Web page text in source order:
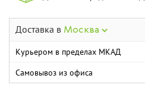
Доставка в Москва
Курьером в пределах МКАД
Самовывоз из офиса